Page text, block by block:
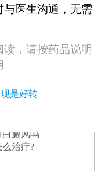
医生沟通，无需
，请按药品说明
是好转
怎么治疗
治疗?